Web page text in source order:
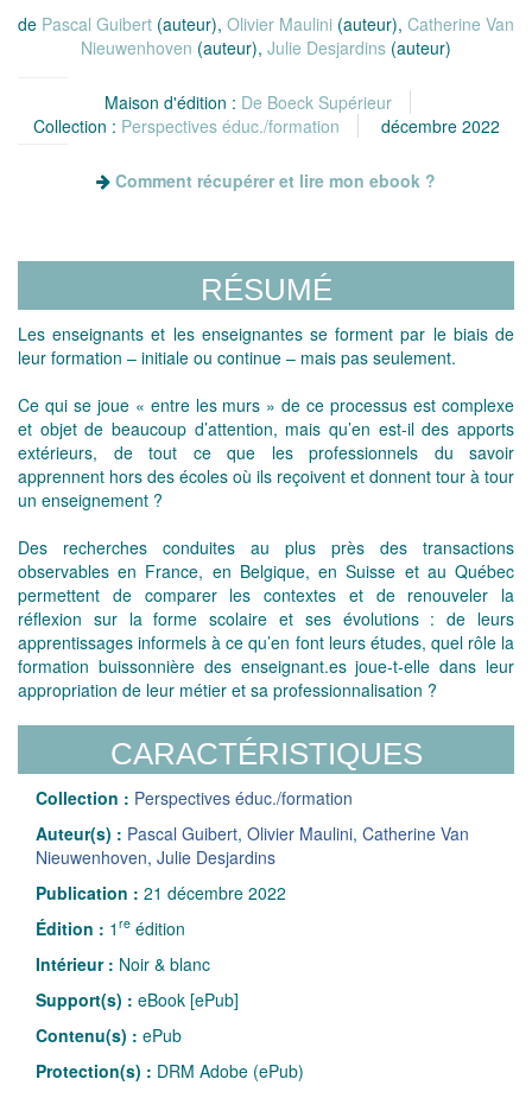
de Pascal Guibert (auteur), Olivier Maulini (auteur), Catherine Van
Nieuwenhoven (auteur), Julie Desjardins (auteur)
Maison d'édition : De Boeck Supérieur
Collection : Perspectives éduc./formation décembre 2022
Comment récupérer et lire mon ebook ?
RÉSUMÉ
Les enseignants et les enseignantes se forment par le biais de
leur formation – initiale ou continue – mais pas seulement.
Ce qui se joue « entre les murs » de ce processus est complexe
et objet de beaucoup d’attention, mais qu’en est-il des apports
extérieurs, de tout ce que les professionnels du savoir
apprennent hors des écoles où ils reçoivent et donnent tour à tour
un enseignement ?
Des recherches conduites au plus près des transactions
observables en France, en Belgique, en Suisse et au Québec
permettent de comparer les contextes et de renouveler la
réflexion sur la forme scolaire et ses évolutions : de leurs
apprentissages informels à ce qu’en font leurs études, quel rôle la
formation buissonnière des enseignant.es joue-t-elle dans leur
appropriation de leur métier et sa professionnalisation ?
CARACTÉRISTIQUES
Collection : Perspectives éduc./formation
Auteur(s) : Pascal Guibert, Olivier Maulini, Catherine Van
Nieuwenhoven, Julie Desjardins
Publication : 21 décembre 2022
Édition : 1 re édition
Intérieur : Noir & blanc
Support(s) : eBook [ePub]
Contenu(s) : ePub
Protection(s) : DRM Adobe (ePub)